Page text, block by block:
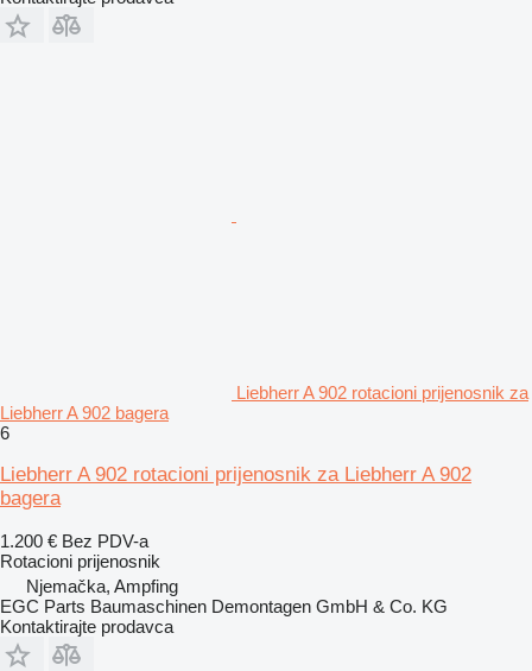
Liebherr A 902 rotacioni prijenosnik za
Liebherr A 902 bagera
6
Liebherr A 902 rotacioni prijenosnik za Liebherr A 902
bagera
1.200 € Bez PDV-a
Rotacioni prijenosnik
Njemačka, Ampfing
EGC Parts Baumaschinen Demontagen GmbH & Co. KG
Kontaktirajte prodavca